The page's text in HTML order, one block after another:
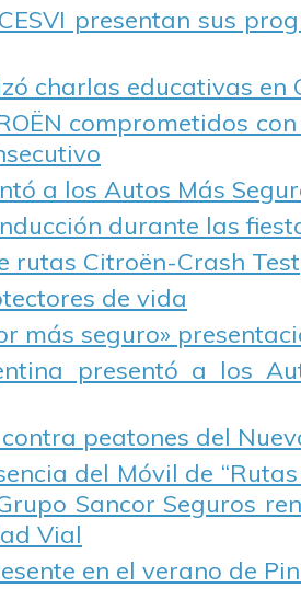
presentan sus
charlas educativas en
comprometidos
a los Autos Más
durante las
rutas Citroën-Crash Test
de vida
más seguro»
presentó a los
peatones del
del Móvil de
Sancor Seguros
Vial
en el verano de